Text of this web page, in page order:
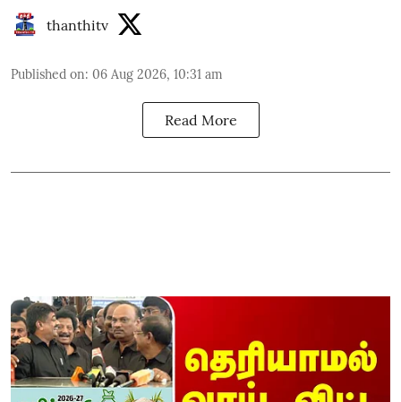
thanthitv
Published on: 06 Aug 2026, 10:31 am
Read More